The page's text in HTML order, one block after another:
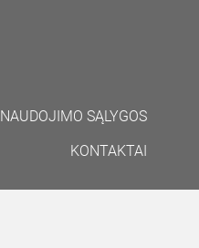
NAUDOJIMO SĄLYGOS
KONTAKTAI